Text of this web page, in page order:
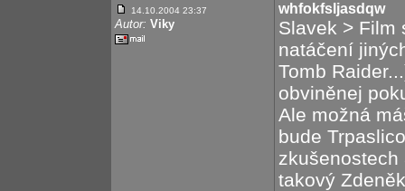
14.10.2004 23:37
Autor: Viky
whfokfsljasdqw
Slavek > Film
natáčení
Tomb
obviněnej
Ale možná
bude
takový